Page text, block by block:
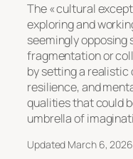
The « cultural
exploring and
seemingly
fragmentation or
by setting a realistic
resilience, and
qualities that could
umbrella of
Updated March 6, 2026